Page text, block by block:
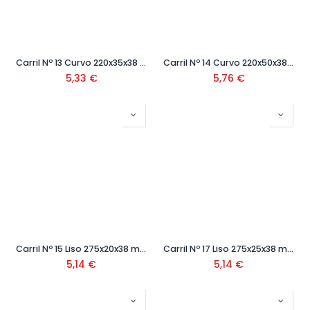
Carril Nº 13 Curvo 220x35x38 mm Ref. SZ-01313
5,33 €
Carril Nº 14 Curvo 220x50x38 mm Ref.SZ-01314
5,76 €
Carril Nº 15 Liso 275x20x38 mm Ref.SZ-01315
5,14 €
Carril Nº 17 Liso 275x25x38 mm Ref.SZ-01317
5,14 €